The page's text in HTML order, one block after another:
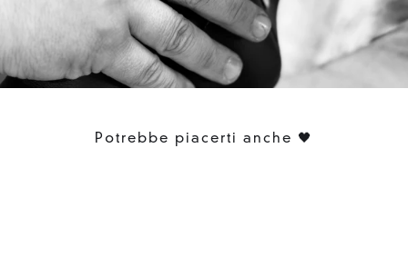
Potrebbe piacerti anche 🖤